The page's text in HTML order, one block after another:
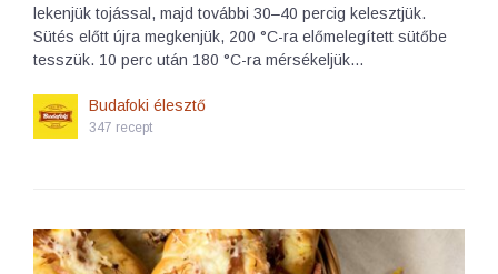
lekenjük tojással, majd további 30–40 percig kelesztjük.
Sütés előtt újra megkenjük, 200 °C-ra előmelegített sütőbe
tesszük. 10 perc után 180 °C-ra mérsékeljük…
Budafoki élesztő
347 recept